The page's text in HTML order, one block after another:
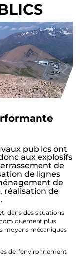
publics ont
aux explosifs
de
de lignes
de
réalisation de
dans des situations
plus
moyens mécaniques
de l’environnement